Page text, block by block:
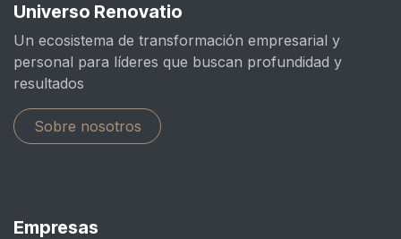
Universo Renovatio
Un ecosistema de transformación empresarial y
personal para líderes que buscan profundidad y
resultados
Sobre nosotros
Empresas